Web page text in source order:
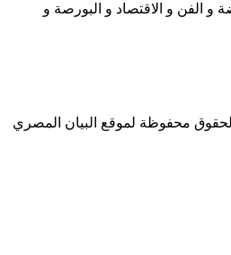
و الفن و الاقتصاد و البورصة و
2026، جميع الحقوق محفوظة لموقع البيان المصري